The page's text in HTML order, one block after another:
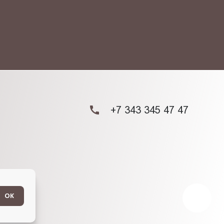
+7 343 345 47 47
ОК